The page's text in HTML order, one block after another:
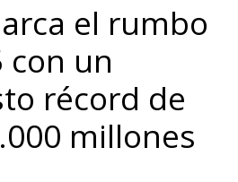
el rumbo
con un
récord de
millones